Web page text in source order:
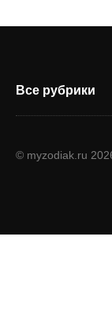
Все рубрики
© myzodiak.ru